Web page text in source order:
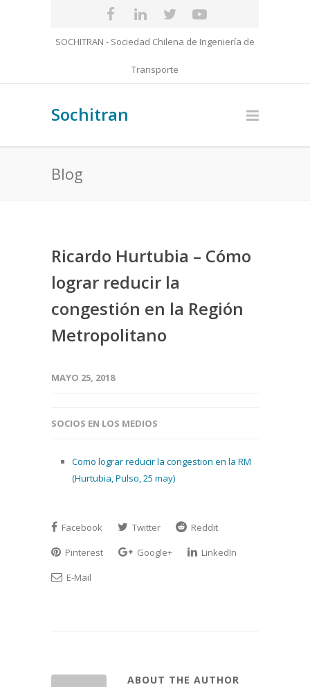
SOCHITRAN - Sociedad Chilena de Ingeniería de
Transporte
Sochitran
Blog
Ricardo Hurtubia – Cómo
lograr reducir la
congestión en la Región
Metropolitano
MAYO 25, 2018
SOCIOS EN LOS MEDIOS
Como lograr reducir la congestion en la RM
(Hurtubia, Pulso, 25 may)
Facebook Twitter
Reddit
Pinterest
Google+
LinkedIn
E-Mail
ABOUT THE AUTHOR